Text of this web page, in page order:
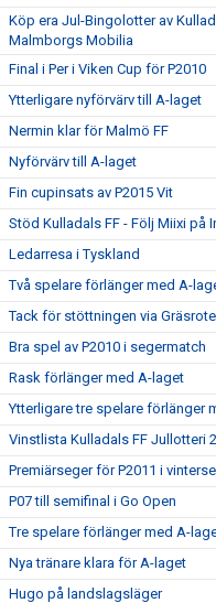
Köp era Jul-Bingolotter av
Malmborgs Mobilia
Final i Per i Viken Cup för P2010
Ytterligare nyförvärv till A-laget
Nermin klar för Malmö FF
Nyförvärv till A-laget
Fin cupinsats av P2015 Vit
Stöd Kulladals FF - Följ Miixi på
Ledarresa i Tyskland
Två spelare förlänger med A-
Tack för stöttningen via
Bra spel av P2010 i segermatch
Rask förlänger med A-laget
Ytterligare tre spelare förlänger
Vinstlista Kulladals FF Jullotteri
Premiärseger för P2011 i
P07 till semifinal i Go Open
Tre spelare förlänger med A-
Nya tränare klara för A-laget
Hugo på landslagsläger